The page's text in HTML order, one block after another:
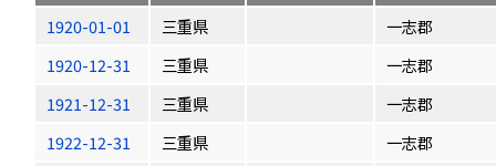
1920-01-01
三重県
一志郡
1920-12-31
三重県
一志郡
1921-12-31
三重県
一志郡
1922-12-31
三重県
一志郡